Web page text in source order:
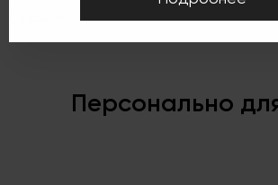
Персонально